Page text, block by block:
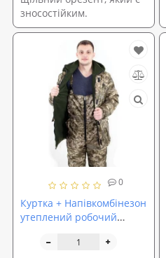
зносостійким.
0
Куртка + Напівкомбінезон
утеплений робочий
спецодяг костюм для